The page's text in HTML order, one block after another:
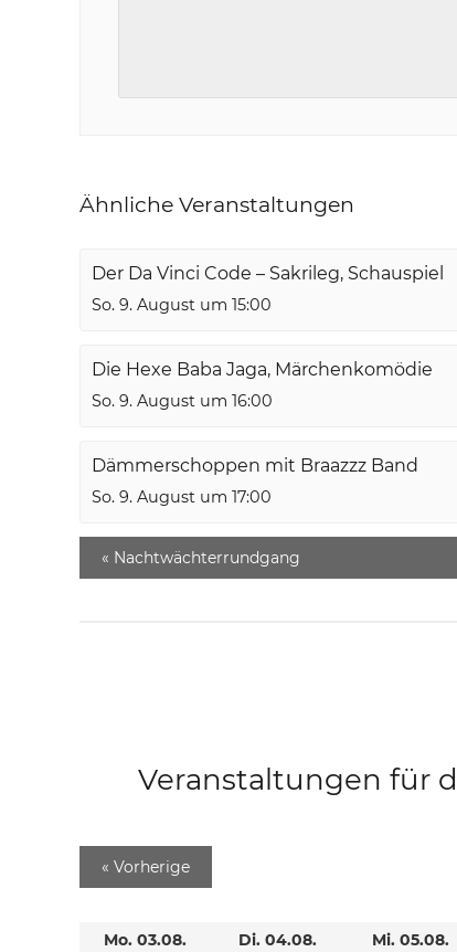
Ähnliche Veranstaltungen
Der Da Vinci Code – Sakrileg, Schauspiel
So. 9. August um 15:00
Die Hexe Baba Jaga, Märchenkomödie
So. 9. August um 16:00
Dämmerschoppen mit Braazzz Band
So. 9. August um 17:00
« Nachtwächterrundgang
Veranstaltungen für
« Vorherige
Mo. 03.08. Di. 04.08. Mi. 05.08.